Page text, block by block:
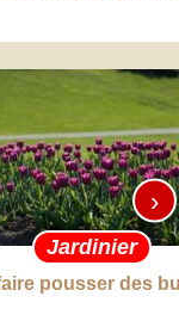
Jardinier
pousser des
›